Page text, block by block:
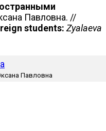
Павловна. //
students: Zyalaeva
Павловна